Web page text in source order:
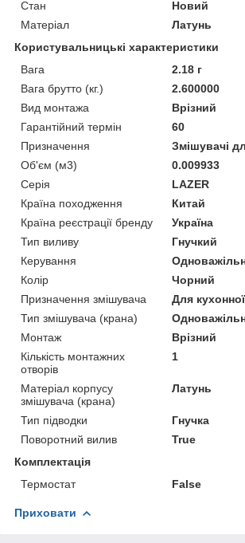
Стан
Новий
Матеріал
Латунь
Користувальницькі характеристики
Вага
2.18 г
Вага брутто (кг.)
2.600000
Вид монтажа
Врізний
Гарантійний термін
60
Призначення
Змішувачі
Об'єм (м3)
0.009933
Серія
LAZER
Країна походження
Китай
Країна реєстрації бренду
Україна
Тип виливу
Гнучкий
Керування
Колір
Чорний
Призначення змішувача
Для
Тип змішувача (крана)
Монтаж
Врізний
Кількість монтажних
отворів
1
Матеріал корпусу
змішувача (крана)
Латунь
Тип підводки
Гнучка
Поворотний вилив
True
Комплектація
Термостат
False
Приховати